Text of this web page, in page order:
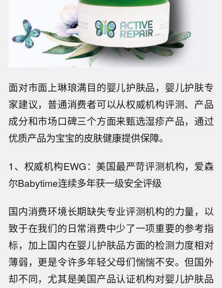
面对市面上琳琅满目的婴儿护肤品，婴儿护肤专
家建议，普通消费者可以从权威机构评测、产品
成分和市场口碑三个方面来甄选湿疹产品，通过
优质产品为宝宝的皮肤健康提供保障。
1、权威机构EWG：美国最严苛评测机构，爱森
尔Babytime连续多年获一级安全评级
国内消费环境长期缺失专业评测机构的力量，以
致于在我们的日常消费中少了一项重要的参考指
标，加上国内在婴儿护肤品方面的检测力度相对
薄弱，更是令许多年轻父母们惴惴不安。但国外
却不同，尤其是美国产品认证机构对婴儿护肤品